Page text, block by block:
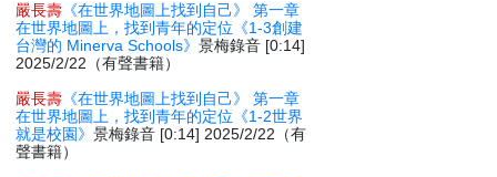
嚴長壽 《在世界地圖上找到自己》 第一章
在世界地圖上，找到青年的定位《1-3創建
台灣的 Minerva Schools》景梅錄音 [0:14]
2025/2/22（有聲書籍）
嚴長壽 《在世界地圖上找到自己》 第一章
在世界地圖上，找到青年的定位《1-2世界
就是校園》景梅錄音 [0:14] 2025/2/22（有
聲書籍）